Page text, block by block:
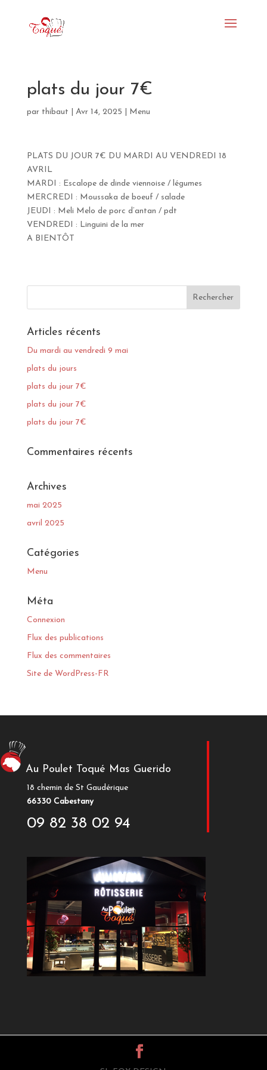
plats du jour 7€
par thibaut Avr 14, 2025 Menu
PLATS DU JOUR 7€ DU MARDI AU VENDREDI 18
AVRIL
MARDI : Escalope de dinde viennoise / légumes
MERCREDI : Moussaka de boeuf / salade
JEUDI : Meli Melo de porc d’antan / pdt
VENDREDI : Linguini de la mer
A BIENTÔT
Articles récents
Du mardi au vendredi 9 mai
plats du jours
plats du jour 7€
plats du jour 7€
plats du jour 7€
Commentaires récents
Archives
mai 2025
avril 2025
Catégories
Menu
Méta
Connexion
Flux des publications
Flux des commentaires
Site de WordPress-FR
Au Poulet Toqué Mas Guerido
18 chemin de St Gaudérique
66330 Cabestany
09 82 38 02 94